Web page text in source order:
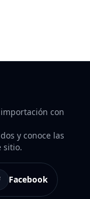
con
y conoce las
sitio.
Facebook